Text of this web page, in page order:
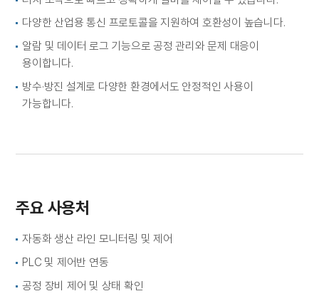
다양한 산업용 통신 프로토콜을 지원하여 호환성이 높습니다.
알람 및 데이터 로그 기능으로 공정 관리와 문제 대응이
용이합니다.
방수·방진 설계로 다양한 환경에서도 안정적인 사용이
가능합니다.
주요 사용처
자동화 생산 라인 모니터링 및 제어
PLC 및 제어반 연동
공정 장비 제어 및 상태 확인